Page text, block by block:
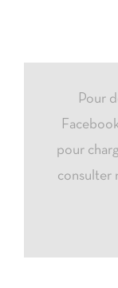
Pour
pour
consulter